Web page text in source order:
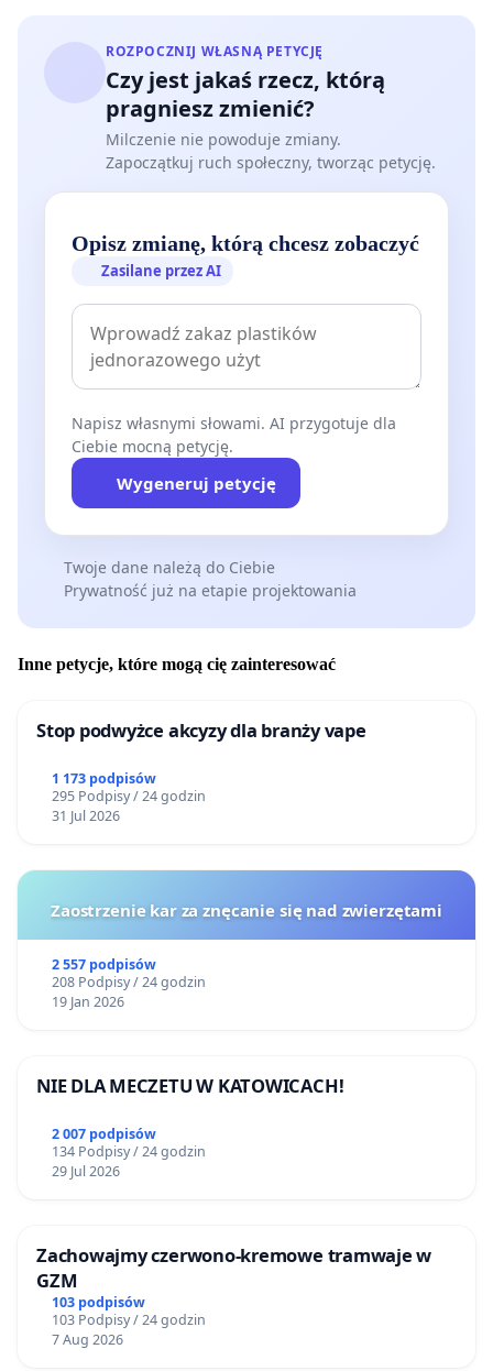
ROZPOCZNIJ WŁASNĄ PETYCJĘ
Czy jest jakaś rzecz, którą
pragniesz zmienić?
Milczenie nie powoduje zmiany.
Zapoczątkuj ruch społeczny, tworząc petycję.
Opisz zmianę, którą chcesz zobaczyć
Zasilane przez AI
Napisz własnymi słowami. AI przygotuje dla
Ciebie mocną petycję.
Wygeneruj petycję
Twoje dane należą do Ciebie
Prywatność już na etapie projektowania
Inne petycje, które mogą cię zainteresować
Stop podwyżce akcyzy dla branży vape
1 173 podpisów
295 Podpisy / 24 godzin
31 Jul 2026
Zaostrzenie kar za znęcanie się nad zwierzętami
2 557 podpisów
208 Podpisy / 24 godzin
19 Jan 2026
NIE DLA MECZETU W KATOWICACH!
2 007 podpisów
134 Podpisy / 24 godzin
29 Jul 2026
Zachowajmy czerwono-kremowe tramwaje w
GZM
103 podpisów
103 Podpisy / 24 godzin
7 Aug 2026